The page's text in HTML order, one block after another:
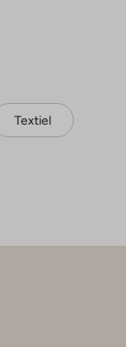
Textiel